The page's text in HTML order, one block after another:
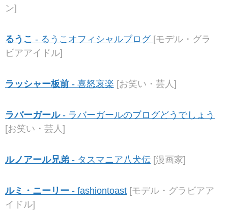
ン]
るうこ - るうこオフィシャルブログ [モデル・グラ
ビアアイドル]
ラッシャー板前 - 喜怒哀楽 [お笑い・芸人]
ラバーガール- ラバーガールのブログどうでしょう
[お笑い・芸人]
ルノアール兄弟 - タスマニア八犬伝 [漫画家]
ルミ・ニーリー - fashiontoast [モデル・グラビアア
イドル]